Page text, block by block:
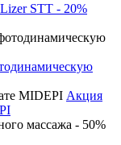
STT - 20%
Акция